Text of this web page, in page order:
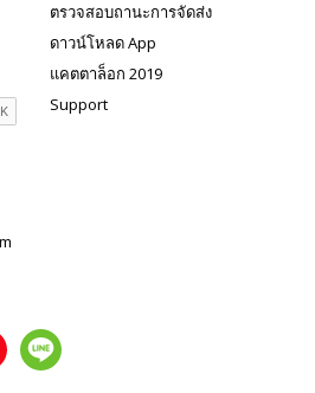
ตรวจสอบถานะการจัดส่ง
ดาวน์โหลด App
แคตตาล็อก 2019
Support